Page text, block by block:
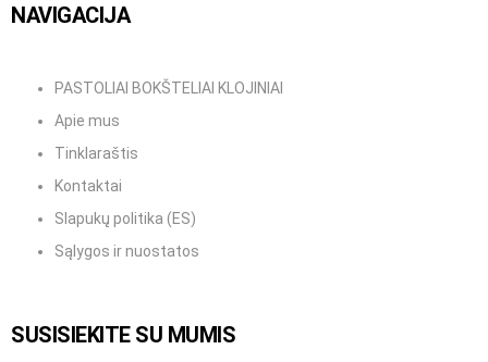
NAVIGACIJA
PASTOLIAI BOKŠTELIAI KLOJINIAI
Apie mus
Tinklaraštis
Kontaktai
Slapukų politika (ES)
Sąlygos ir nuostatos
SUSISIEKITE SU MUMIS